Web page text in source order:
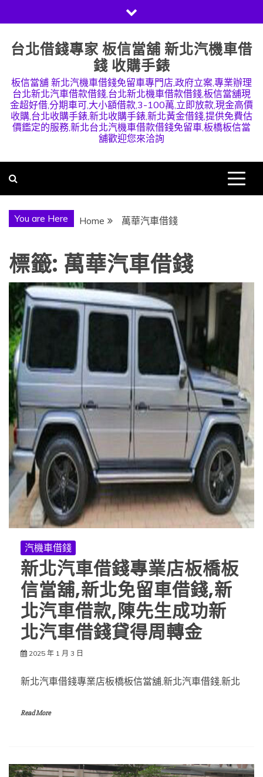
to
content
台北借錢專家 板信當舖 新北汽機車借
錢 收購手錶
板信當舖 新北汽機車借錢免留車專門店,政府立案,專業辦理
台北新北汽車借款借錢,台北新北機車借款借錢,板信當舖現
金超好借,分期車可,大小額借款,3-100萬,立即放款,現金高價
收購,台北收購手錶,新北收購手錶,新北黃金借錢,提供免費估
價鑑定的服務,新北台北汽機車借款借錢免留車,板橋板信當
舖歡迎您來洽詢
You are Here Home 萬華汽車借錢
標籤: 萬華汽車借錢
汽機車借錢
新北汽車借錢專業店板橋板
信當舖,新北免留車借錢,新
北汽車借款,陳先生成功新
北汽車借錢貸得周轉金
2025 年 1 月 3 日
新北汽車借錢專業店板橋板信當舖,新北汽車借錢,新北
Read More